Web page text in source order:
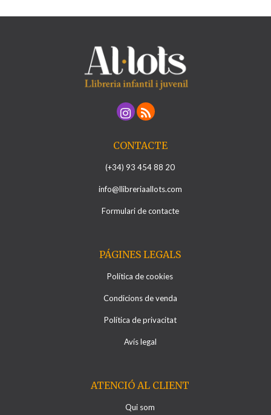
CONTACTE
(+34) 93 454 88 20
info@llibreriaallots.com
Formulari de contacte
PÁGINES LEGALS
Política de cookies
Condicions de venda
Política de privacitat
Avís legal
ATENCIÓ AL CLIENT
Qui som